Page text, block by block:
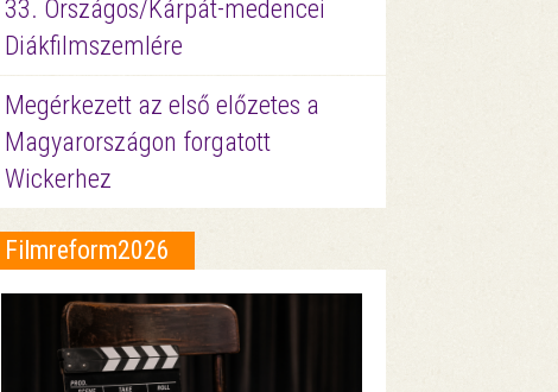
33. Országos/Kárpát-medencei
Diákfilmszemlére
Megérkezett az első előzetes a
Magyarországon forgatott
Wickerhez
Filmreform2026